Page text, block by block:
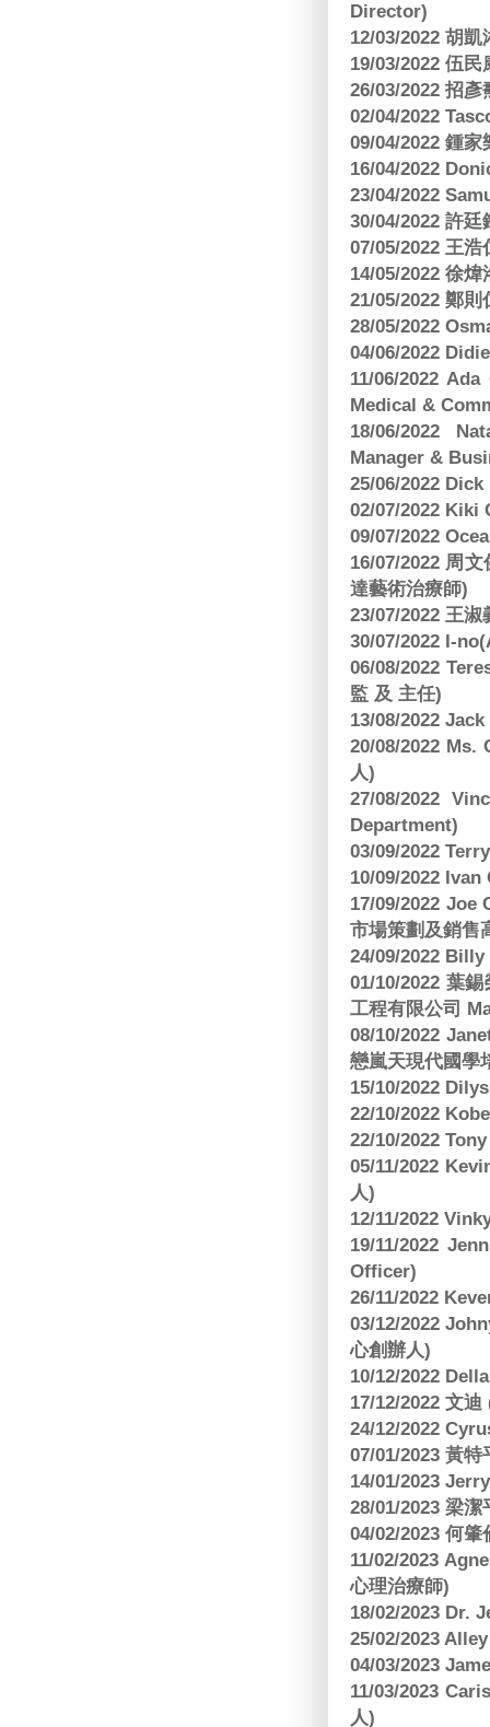
Director)
12/03/2022 胡
19/03/2022 伍
26/03/2022 招
02/04/2022
09/04/2022 鍾
16/04/2022
23/04/2022
30/04/2022 許
07/05/2022 王
14/05/2022 徐
21/05/2022 鄭
28/05/2022
04/06/2022
11/06/2022
Medical &
18/06/2022
Manager &
25/06/2022
02/07/2022 Kiki
09/07/2022
16/07/2022 周
達藝術治療師)
23/07/2022 王
30/07/2022 I-
06/08/2022
監 及 主任)
13/08/2022
20/08/2022
人)
27/08/2022
Department)
03/09/2022
10/09/2022
17/09/2022
市場策劃及銷售
24/09/2022
01/10/2022 葉
工程有限公司
08/10/2022
戀嵐天現代國學
15/10/2022
22/10/2022
22/10/2022
05/11/2022
人)
12/11/2022
19/11/2022
Officer)
26/11/2022
03/12/2022
心創辦人)
10/12/2022
17/12/2022 文
24/12/2022
07/01/2023 黃
14/01/2023
28/01/2023 梁
04/02/2023 何
11/02/2023
心理治療師)
18/02/2023 Dr.
25/02/2023
04/03/2023
11/03/2023
人)